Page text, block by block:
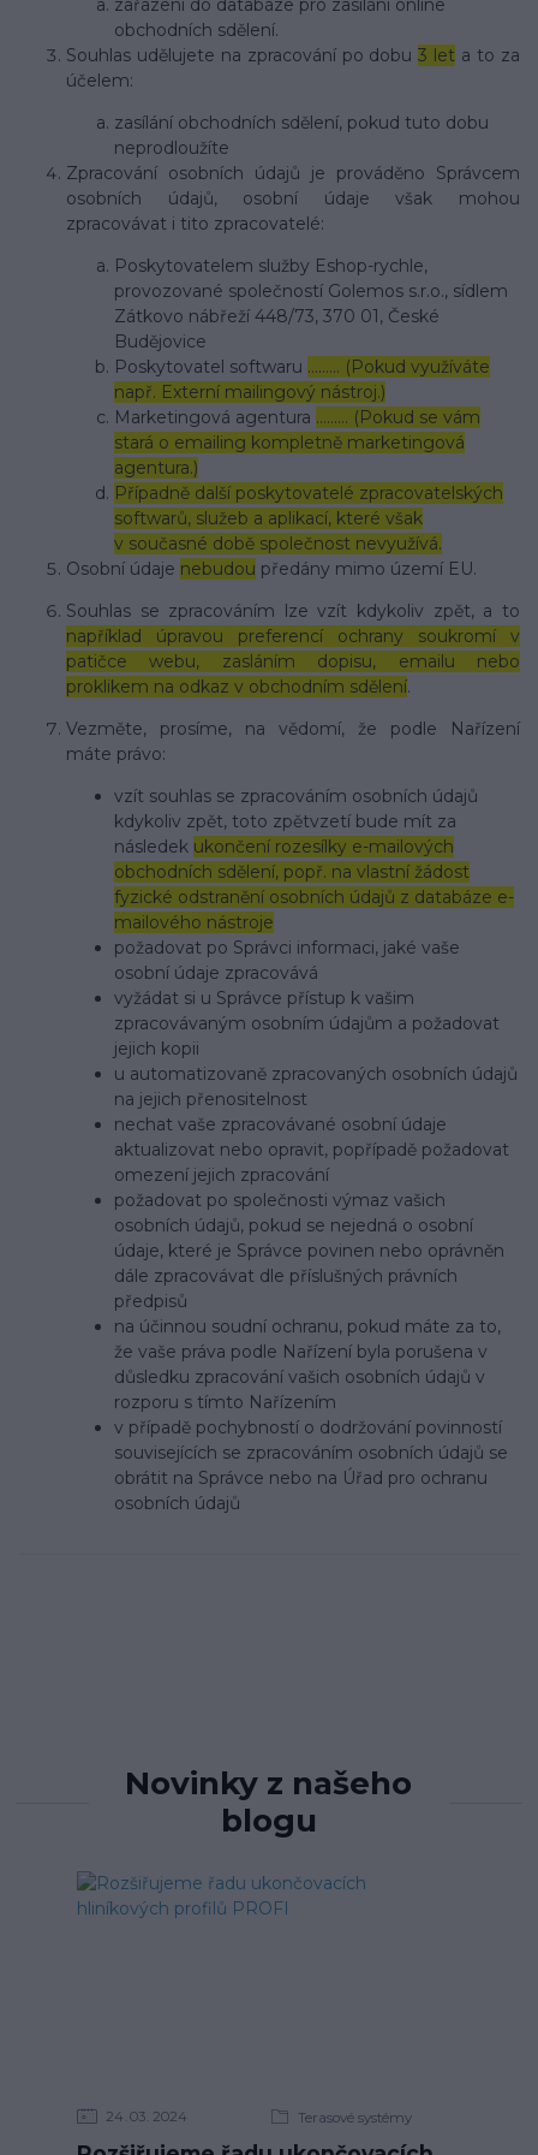
obchodních sdělení.
Souhlas udělujete na zpracování po dobu3 let a to za
účelem:
zasílání obchodních sdělení, pokud tuto dobu
neprodloužíte
Zpracování osobních údajů je prováděno Správcem
osobních údajů, osobní údaje však mohou
zpracovávat i tito zpracovatelé:
Poskytovatelem služby Eshop-rychle,
provozované společností Golemos s.r.o., sídlem
Zátkovo nábřeží 448/73, 370 01, České
Budějovice
Poskytovatel softwaru ……… (Pokud využíváte
např. Externí mailingový nástroj.)
Marketingová agentura ……… (Pokud se vám
stará o emailing kompletně marketingová
agentura.)
Případně další poskytovatelé zpracovatelských
softwarů, služeb a aplikací, které však
v současné době společnost nevyužívá.
Osobní údaje nebudou předány mimo území EU.
Souhlas se zpracováním lze vzít kdykoliv zpět, a to
například úpravou preferencí ochrany soukromí v
patičce webu, zasláním dopisu, emailu nebo
proklikem na odkaz v obchodním sdělení.
Vezměte, prosíme, na vědomí, že podle Nařízení
máte právo:
vzít souhlas se zpracováním osobních údajů
kdykoliv zpět, toto zpětvzetí bude mít za
následek ukončení rozesílky e-mailových
obchodních sdělení, popř. na vlastní žádost
fyzické odstranění osobních údajů z databáze e-
mailového nástroje
požadovat po Správci informaci, jaké vaše
osobní údaje zpracovává
vyžádat si u Správce přístup k vašim
zpracovávaným osobním údajům a požadovat
jejich kopii
u automatizovaně zpracovaných osobních údajů
na jejich přenositelnost
nechat vaše zpracovávané osobní údaje
aktualizovat nebo opravit, popřípadě požadovat
omezení jejich zpracování
požadovat po společnosti výmaz vašich
osobních údajů, pokud se nejedná o osobní
údaje, které je Správce povinen nebo oprávněn
dále zpracovávat dle příslušných právních
předpisů
na účinnou soudní ochranu, pokud máte za to,
že vaše práva podle Nařízení byla porušena v
důsledku zpracování vašich osobních údajů v
rozporu s tímto Nařízením
v případě pochybností o dodržování povinností
souvisejících se zpracováním osobních údajů se
obrátit na Správce nebo na Úřad pro ochranu
osobních údajů
Novinky z našeho
blogu
24 03 2024 Terasové systémy